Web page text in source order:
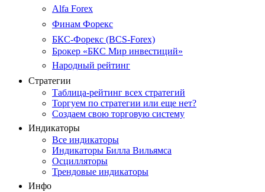
Alfa Forex
Финам Форекс
БКС-Форекс (BCS-Forex)
Брокер «БКС Мир инвестиций»
Народный рейтинг
Стратегии
Таблица-рейтинг всех стратегий
Торгуем по стратегии или еще нет?
Создаем свою торговую систему
Индикаторы
Все индикаторы
Индикаторы Билла Вильямса
Осцилляторы
Трендовые индикаторы
Инфо